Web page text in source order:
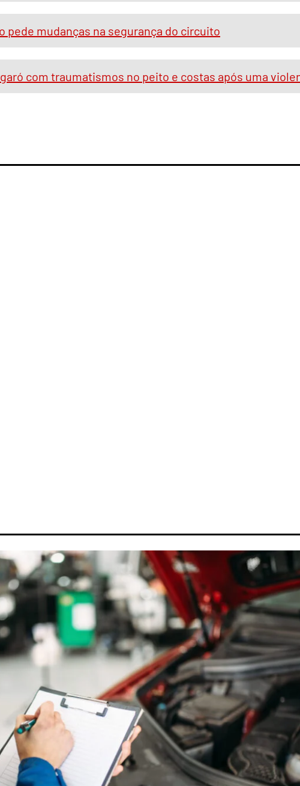
pede mudanças na segurança do circuito
com traumatismos no peito e costas após uma